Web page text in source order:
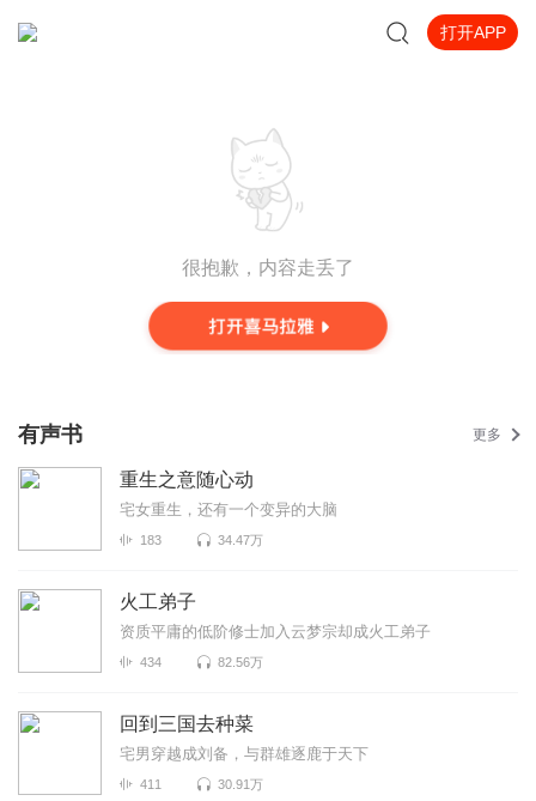
打开APP
很抱歉，内容走丢了
有声书 更多
重生之意随心动
宅女重生，还有一个变异的大脑
183 34.47万
火工弟子
资质平庸的低阶修士加入云梦宗却成火工弟子
434 82.56万
回到三国去种菜
宅男穿越成刘备，与群雄逐鹿于天下
411 30.91万